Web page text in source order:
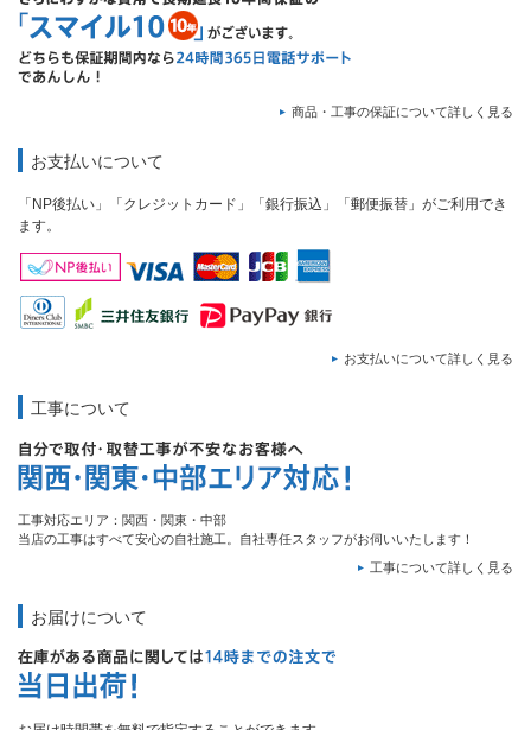
商品・工事の保証について詳しく見る
お支払いについて
「NP後払い」「クレジットカード」「銀行振込」「郵便振替」がご利用でき
ます。
お支払いについて詳しく見る
工事について
工事対応エリア：関西・関東・中部
当店の工事はすべて安心の自社施工。自社専任スタッフがお伺いいたします！
工事について詳しく見る
お届けについて